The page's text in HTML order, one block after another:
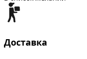
Доставка